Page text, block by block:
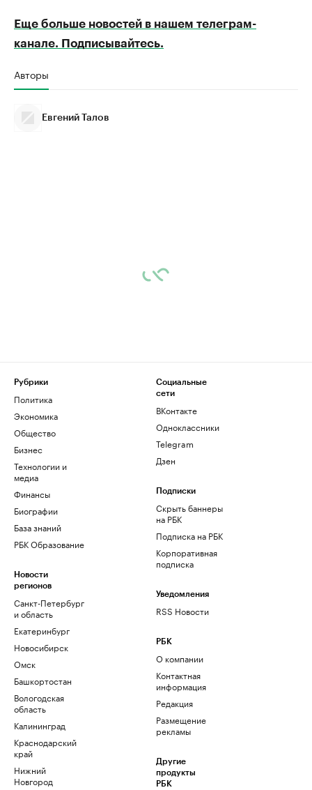
Еще больше новостей в нашем телеграм-
канале. Подписывайтесь.
Авторы
Евгений Талов
Рубрики
Политика
Экономика
Общество
Бизнес
Технологии и
медиа
Финансы
Биографии
База знаний
РБК Образование
Новости
регионов
Санкт-Петербург
и область
Екатеринбург
Новосибирск
Омск
Башкортостан
Вологодская
область
Калининград
Краснодарский
край
Нижний
Новгород
Социальные
сети
ВКонтакте
Одноклассники
Telegram
Дзен
Подписки
Скрыть баннеры
на РБК
Подписка на РБК
Корпоративная
подписка
Уведомления
RSS Новости
РБК
О компании
Контактная
информация
Редакция
Размещение
рекламы
Другие
продукты
РБК